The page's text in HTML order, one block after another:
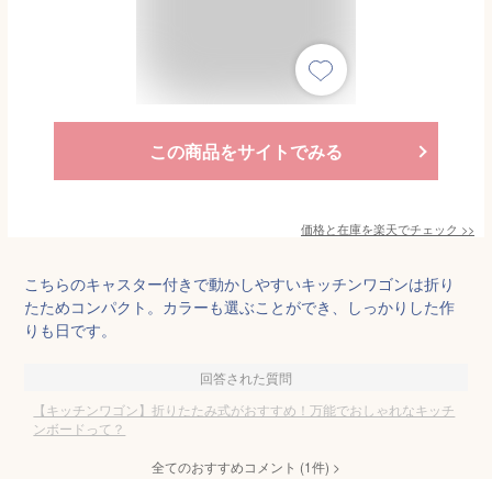
この商品をサイトでみる
価格と在庫を楽天でチェック >>
こちらのキャスター付きで動かしやすいキッチンワゴンは折り
たためコンパクト。カラーも選ぶことができ、しっかりした作
りも日です。
回答された質問
【キッチンワゴン】折りたたみ式がおすすめ！万能でおしゃれなキッチ
ンボードって？
全てのおすすめコメント (1件) >